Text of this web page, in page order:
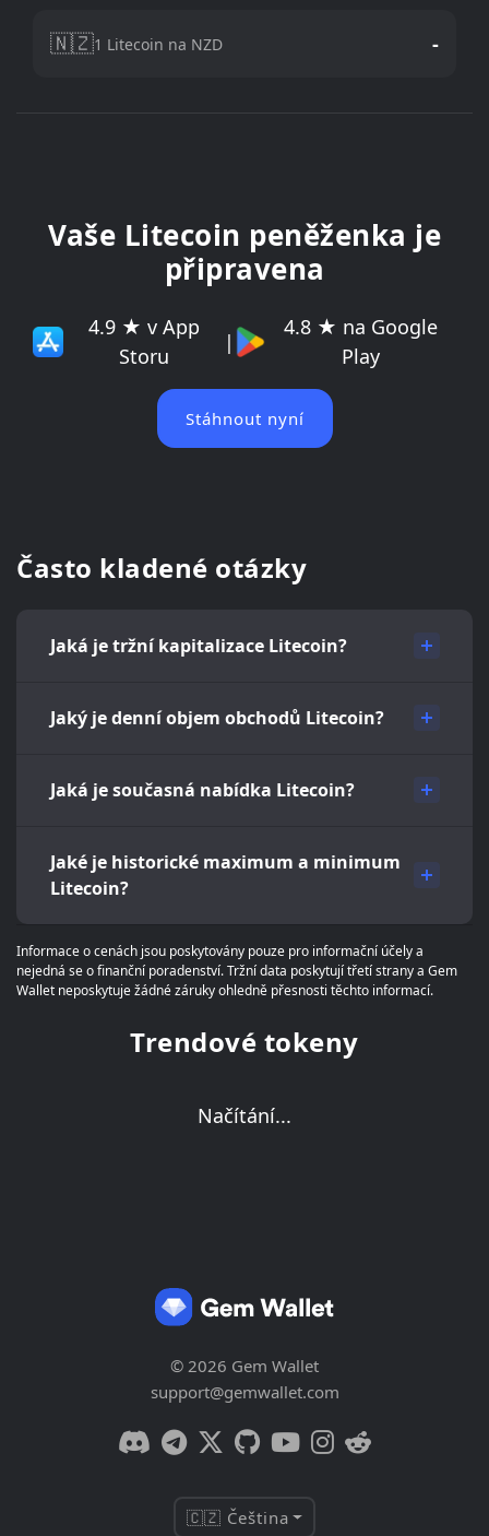
🇳🇿1 Litecoin na NZD -
Vaše Litecoin peněženka je
připravena
4.9 ★ v App
Storu
|
4.8 ★ na Google
Play
Stáhnout nyní
Často kladené otázky
Jaká je tržní kapitalizace Litecoin?
Jaký je denní objem obchodů Litecoin?
Jaká je současná nabídka Litecoin?
Jaké je historické maximum a minimum
Litecoin?
Informace o cenách jsou poskytovány pouze pro informační účely a
nejedná se o finanční poradenství. Tržní data poskytují třetí strany a Gem
Wallet neposkytuje žádné záruky ohledně přesnosti těchto informací.
Trendové tokeny
Načítání...
© 2026 Gem Wallet
support@gemwallet.com
🇨🇿 Čeština